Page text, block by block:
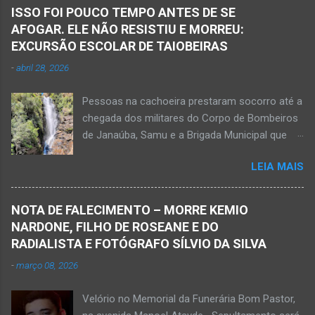
morreu e a outra vítima ficou gravemente
ferida e foi levada pelos socorristas do Samu
para o hospital na cidade de Monte Azul. Essa
do Suporte Aéreo Avançado de Vida (SAAV)
para unidade hospi...
ISSO FOI POUCO TEMPO ANTES DE SE
AFOGAR. ELE NÃO RESISTIU E MORREU:
EXCURSÃO ESCOLAR DE TAIOBEIRAS
-abril 28, 2026
Pessoas na cachoeira prestaram socorro até a
chegada dos militares do Corpo de Bombeiros
de Janaúba, Samu e a Brigada Municipal que
resistiu e foi a óbito Foto álbum pessoal Kauan
Pereira Alves publicou em sua rede social a
foto em que apreciava a Cachoeira Maria Rosa,
em Mato Verde, pouco tempo antes de se
afogar e depois vir a óbito nesta terça-feira, dia
socorrem estudante que se afogou em
LEIA MAIS
NOTA DE FALECIMENTO – MORRE KEMIO
NARDONE, FILHO DE ROSEANE E DO
RADIALISTA E FOTÓGRAFO SÍLVIO DA SILVA
-março 08, 2026
Velório no Memorial da Funerária Bom Pastor,